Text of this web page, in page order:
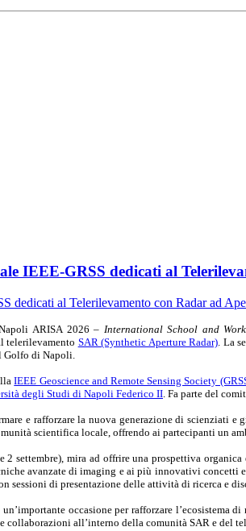
IEEE-GRSS dedicati al
ARISA 2026 – International School and
telerilevamento SAR (Synthetic Aperture Radar) . La
Golfo di Napoli.
IEEE Geoscience and Remote Sensing Society
degli Studi di Napoli Federico II . Fa parte del
e rafforzare la nuova generazione di scienziati
scientifica locale, offrendo ai partecipanti un
settembre), mira ad offrire una prospettiva
avanzate di imaging e ai più innovativi concetti
sessioni di presentazione delle attività di ricerca e
occasione per rafforzare
collaborazioni all’interno della comunità SAR e del